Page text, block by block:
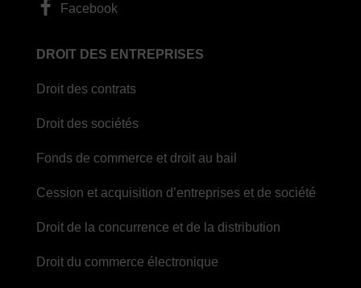
Facebook
DROIT DES ENTREPRISES
Droit des contrats
Droit des sociétés
Fonds de commerce et droit au bail
Cession et acquisition d’entreprises et de société
Droit de la concurrence et de la distribution
Droit du commerce électronique